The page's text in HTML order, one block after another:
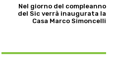
Nel giorno del compleanno
del Sic verrà inaugurata la
Casa Marco Simoncelli